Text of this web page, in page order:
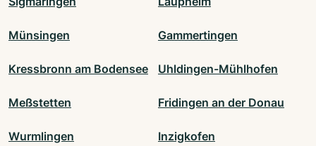
Münsingen Gammertingen
Kressbronn am Bodensee Uhldingen-Mühlhofen
Meßstetten Fridingen an der Donau
Wurmlingen Inzigkofen